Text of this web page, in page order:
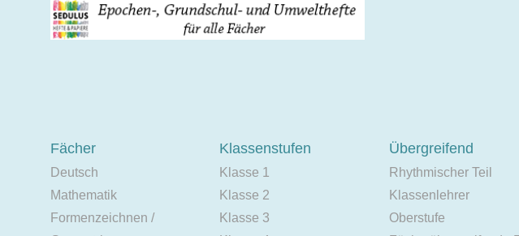
Fächer
Deutsch
Mathematik
Formenzeichnen /
Klassenstufen
Klasse 1
Klasse 2
Klasse 3
Übergreifend
Rhythmischer Teil
Klassenlehrer
Oberstufe